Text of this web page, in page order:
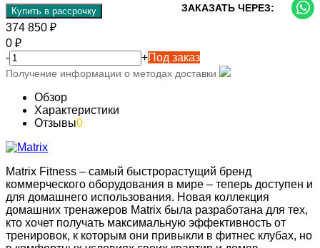
Купить в рассрочку ЗАКАЗАТЬ ЧЕРЕЗ:
374 850 ₽
0 ₽
-
+Под заказ
Получение информации о методах доставки
Обзор
Характеристики
Отзывы0
Matrix Fitness – самый быстрорастущий бренд
коммерческого оборудования в мире – теперь доступен и
для домашнего использования. Новая коллекция
домашних тренажеров Matrix была разработана для тех,
кто хочет получать максимальную эффективность от
тренировок, к которым они привыкли в фитнес клубах, но